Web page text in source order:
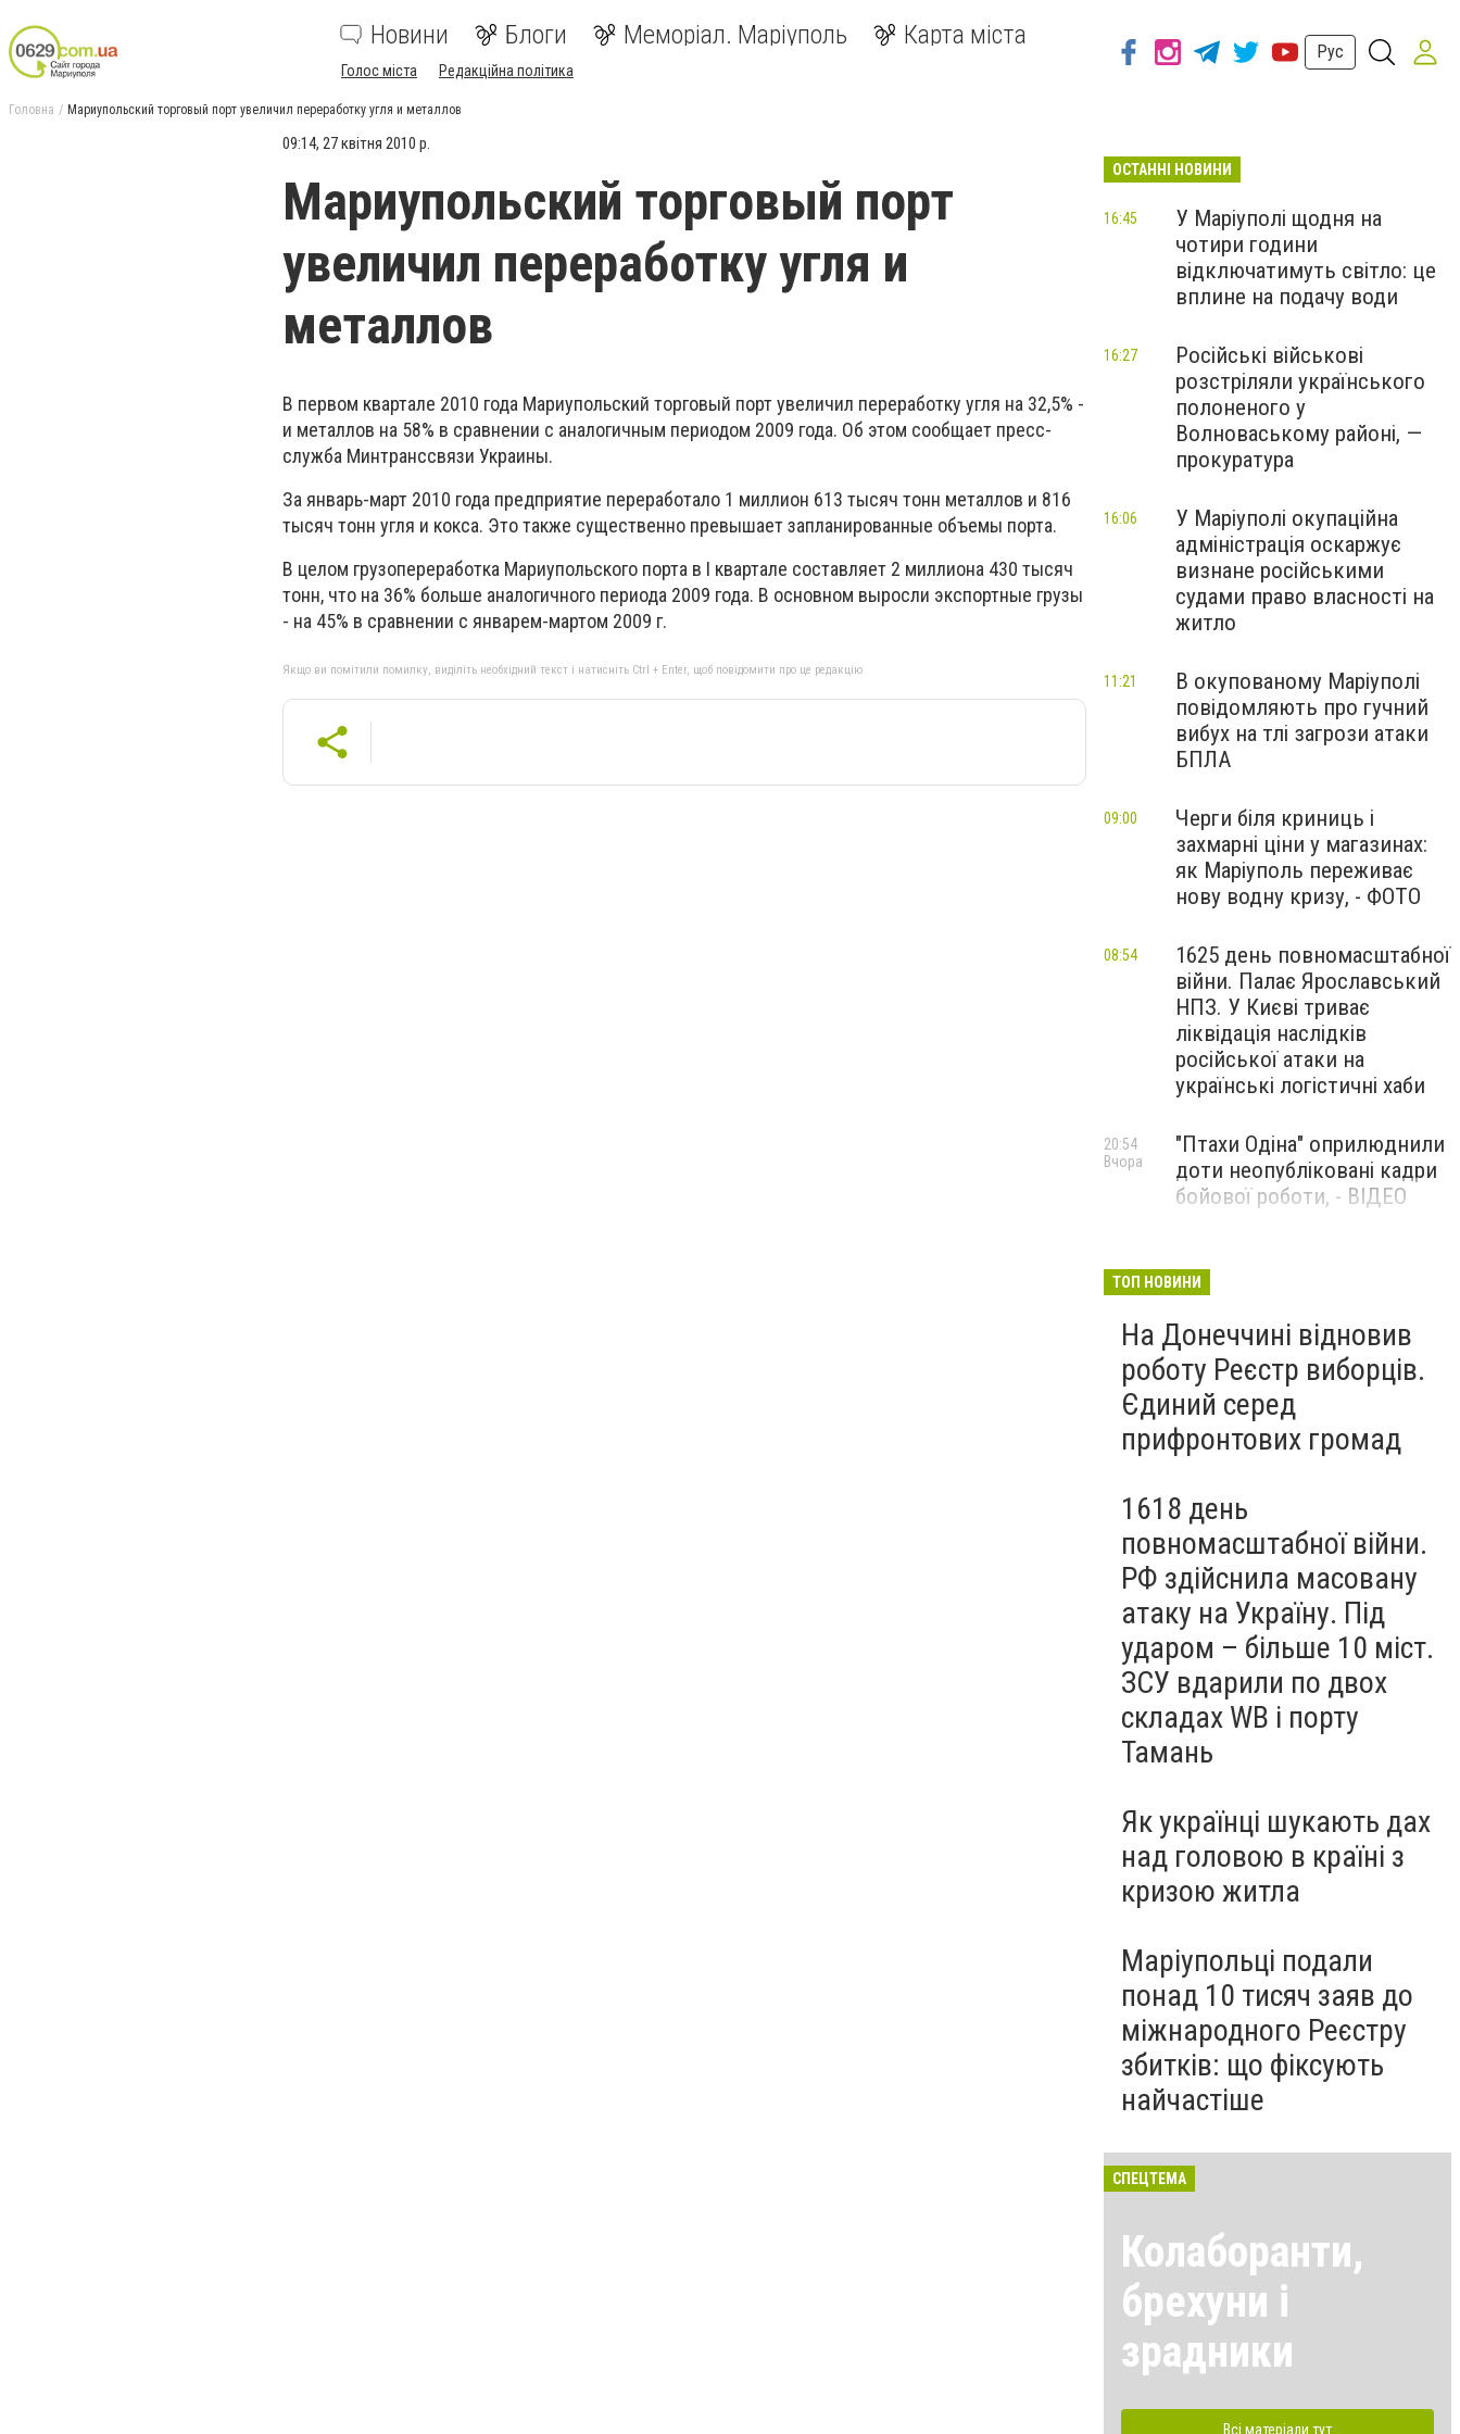
Новини Блоги Меморіал. Маріуполь Карта міста
Голос міста Редакційна політика
Рус
Головна Мариупольский торговый порт увеличил переработку угля и металлов
09:14, 27 квітня 2010 р.
Мариупольский торговый порт
увеличил переработку угля и
металлов
В первом квартале 2010 года Мариупольский торговый порт увеличил переработку угля на 32,5% -
и металлов на 58% в сравнении с аналогичным периодом 2009 года. Об этом сообщает пресс-
служба Минтранссвязи Украины.
За январь-март 2010 года предприятие переработало 1 миллион 613 тысяч тонн металлов и 816
тысяч тонн угля и кокса. Это также существенно превышает запланированные объемы порта.
В целом грузопереработка Мариупольского порта в I квартале составляет 2 миллиона 430 тысяч
тонн, что на 36% больше аналогичного периода 2009 года. В основном выросли экспортные грузы
- на 45% в сравнении с январем-мартом 2009 г.
Якщо ви помітили помилку, виділіть необхідний текст і натисніть Ctrl + Enter, щоб повідомити про це редакцію
ОСТАННІ НОВИНИ
У Маріуполі щодня на
чотири години
відключатимуть світло: це
вплине на подачу води
16:45
Російські військові
розстріляли українського
полоненого у
Волноваському районі, —
прокуратура
16:27
У Маріуполі окупаційна
адміністрація оскаржує
визнане російськими
судами право власності на
житло
16:06
В окупованому Маріуполі
повідомляють про гучний
вибух на тлі загрози атаки
БПЛА
11:21
Черги біля криниць і
захмарні ціни у магазинах:
як Маріуполь переживає
нову водну кризу, - ФОТО
09:00
1625 день повномасштабної
війни. Палає Ярославський
НПЗ. У Києві триває
ліквідація наслідків
російської атаки на
українські логістичні хаби
08:54
"Птахи Одіна" оприлюднили
доти неопубліковані кадри
бойової роботи, - ВІДЕО
20:54
Вчора
Бєдняков зіграє тата
новому українському
фільмі, - ФОТО
Вчора
ТОП НОВИНИ
На Донеччині відновив
роботу Реєстр виборців.
Єдиний серед
прифронтових громад
1618 день
повномасштабної війни.
РФ здійснила масовану
атаку на Україну. Під
ударом – більше 10 міст.
ЗСУ вдарили по двох
складах WB і порту
Тамань
Як українці шукають дах
над головою в країні з
кризою житла
Маріупольці подали
понад 10 тисяч заяв до
міжнародного Реєстру
збитків: що фіксують
найчастіше
СПЕЦТЕМА
Колаборанти,
брехуни і
зрадники
Всі матеріали тут